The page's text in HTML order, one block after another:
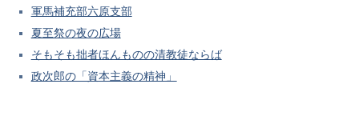
軍馬補充部六原支部
夏至祭の夜の広場
そもそも拙者ほんものの清教徒ならば
政次郎の「資本主義の精神」